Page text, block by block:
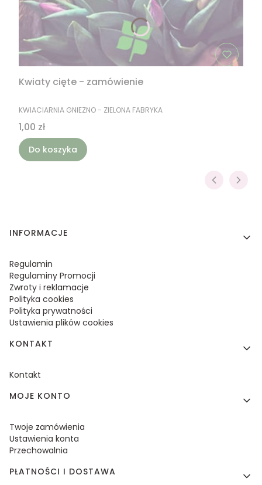
Kwiaty cięte - zamówienie
PRODUCENT
KWIACIARNIA GNIEZNO - ZIELONA FABRYKA
Cena
1,00 zł
Do koszyka
Linki w stopce
INFORMACJE
Regulamin
Regulaminy Promocji
Zwroty i reklamacje
Polityka cookies
Polityka prywatności
Ustawienia plików cookies
KONTAKT
Kontakt
MOJE KONTO
Twoje zamówienia
Ustawienia konta
Przechowalnia
PŁATNOŚCI I DOSTAWA